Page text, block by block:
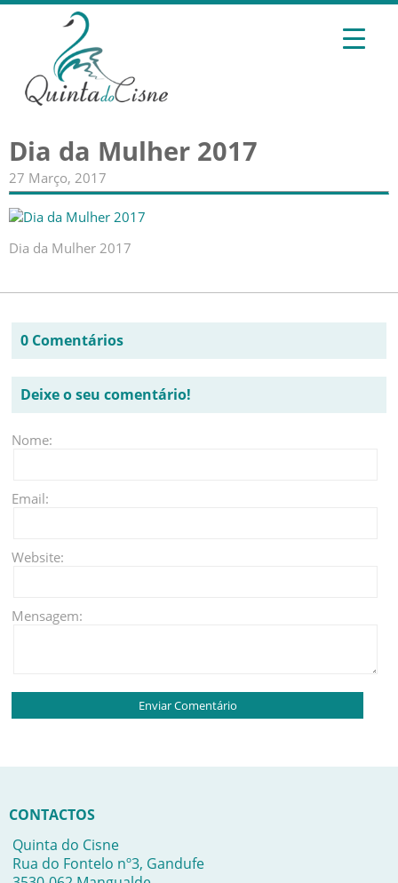
Dia da Mulher 2017
27 Março, 2017
Dia da Mulher 2017
0 Comentários
Deixe o seu comentário!
Nome:
Email:
Website:
Mensagem:
CONTACTOS
Quinta do Cisne
Rua do Fontelo nº3, Gandufe